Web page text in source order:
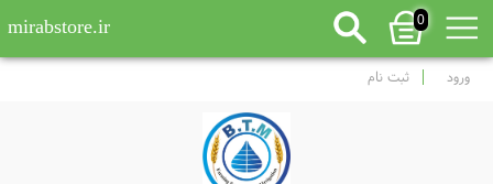
0
mirabstore.ir
ورود ثبت نام